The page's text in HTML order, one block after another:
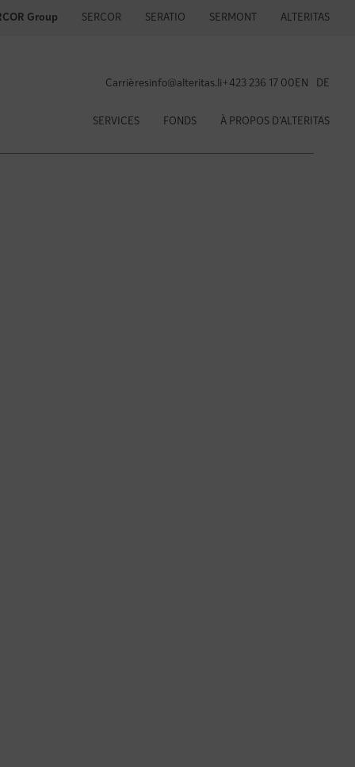
Group SERCOR SERATIO SERMONT ALTERITAS
Carrièresinfo@alteritas.li +423 236 17 00 EN DE
SERVICES FONDS À PROPOS D’ALTERITAS